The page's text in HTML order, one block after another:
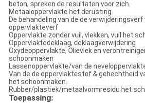
beton, spreken de resultaten voor zich.
Metaaloppervlakte het derusting
De behandeling van de de verwijderingsverf
oppervlakteverf
Oppervlakte zonder vuil, vlekken, vuil het
Oppervlaktedeklaag, deklaagverwijdering
Oxydeoppervlakte, Olievlek en
schoonmaken
Lassenoppervlakte/van de
Van de de oppervlaktestof & gehechtheid
het schoonmaken.
Rubber/plastiek/metaalvormresidu het
Toepassing: